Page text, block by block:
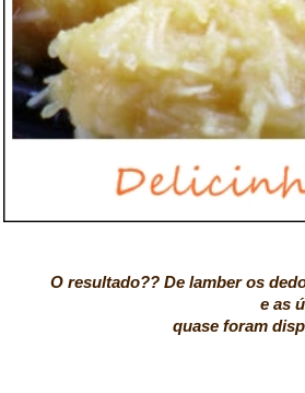
De lamber os
disputadas à